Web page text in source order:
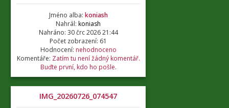
Jméno alba: koniash
Nahrál: koniash
Nahráno: 30 črc 2026 21:44
Počet zobrazení: 61
Hodnocení: nehodnoceno
Komentáře: Zatím tu není žádný komentář.
Buďte první, kdo ho pošle.
IMG_20260726_074547